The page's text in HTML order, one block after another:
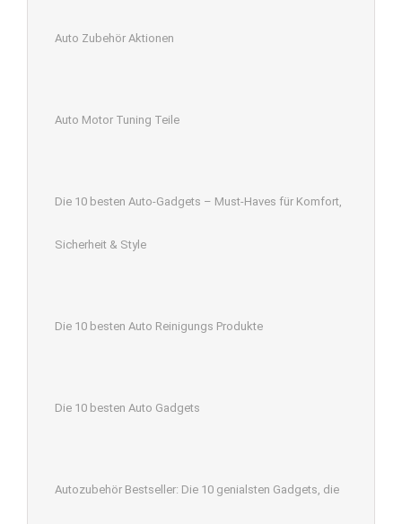
Auto Zubehör Aktionen
Auto Motor Tuning Teile
Die 10 besten Auto-Gadgets – Must-Haves für Komfort,
Sicherheit & Style
Die 10 besten Auto Reinigungs Produkte
Die 10 besten Auto Gadgets
Autozubehör Bestseller: Die 10 genialsten Gadgets, die